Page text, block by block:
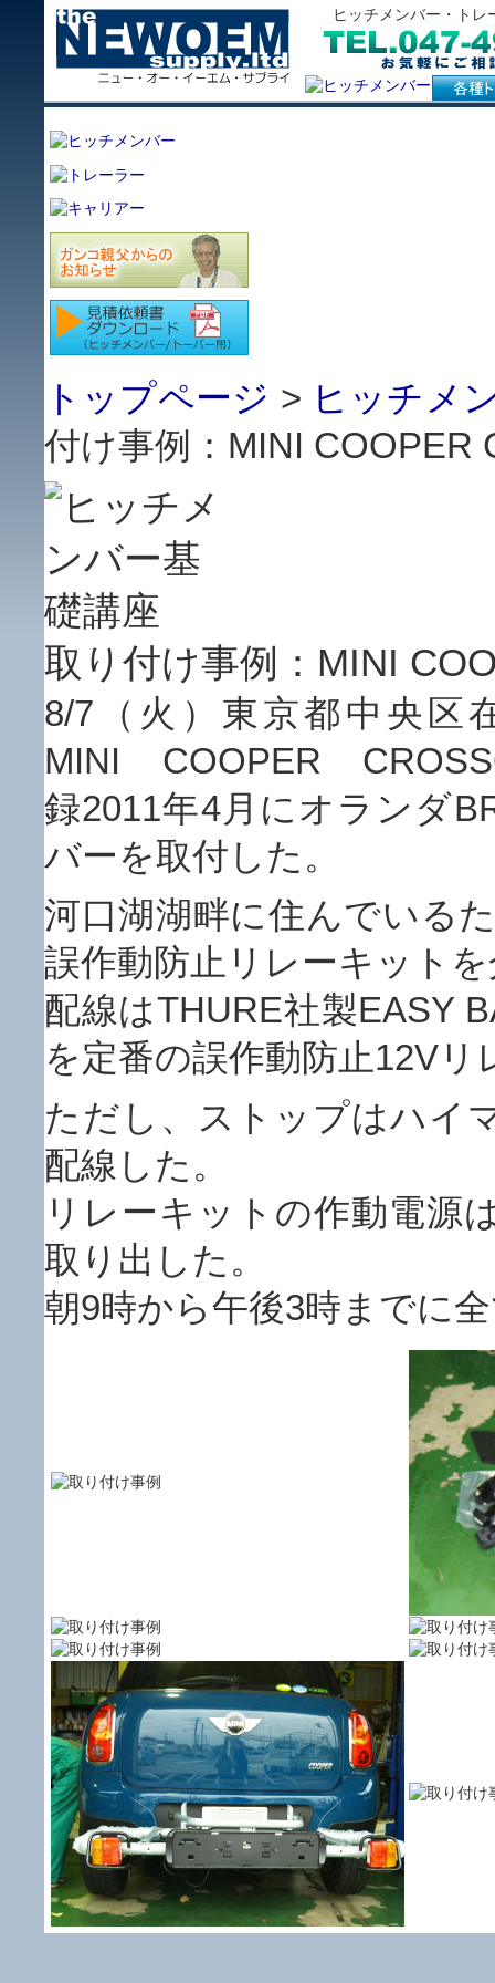
ヒッチメンバー・ト
トップページ > ヒッチメ
付け事例：MINI COOPER
取り付け事例：MINI
8/7（火）東京都中央
MINI COOPER
録2011年4月にオランダ
バーを取付した。
河口湖湖畔に住んでいる
誤作動防止リレーキット
配線はTHURE社製EASY
を定番の誤作動防止12V
ただし、ストップはハイ
配線した。
リレーキットの作動電源
取り出した。
朝9時から午後3時までに